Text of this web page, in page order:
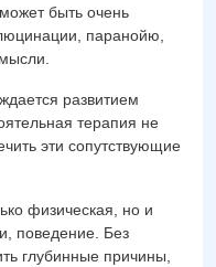
быть очень
паранойю,
развитием
терапия не
эти сопутствующие
физическая, но и
поведение. Без
глубинные причины,